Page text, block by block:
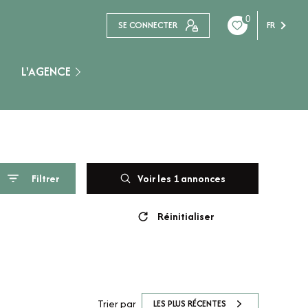
SE CONNECTER 0 FR
L'AGENCE
Filtrer Voir les 1annonces
Réinitialiser
Trier par LES PLUS RÉCENTES